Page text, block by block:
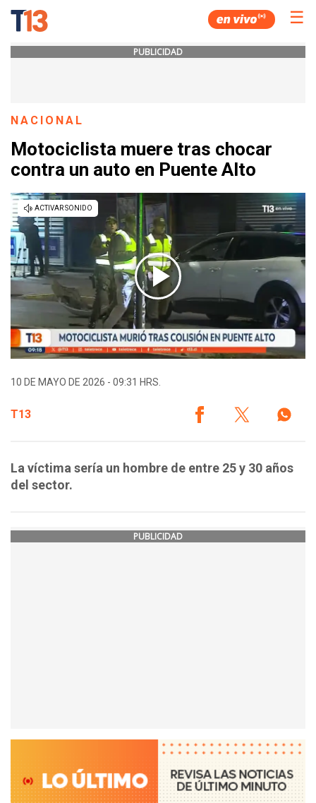
☰
PUBLICIDAD
NACIONAL
Motociclista muere tras chocar
contra un auto en Puente Alto
10 DE MAYO DE 2026 - 09:31 HRS.
T13
La víctima sería un hombre de entre 25 y 30 años
del sector.
PUBLICIDAD